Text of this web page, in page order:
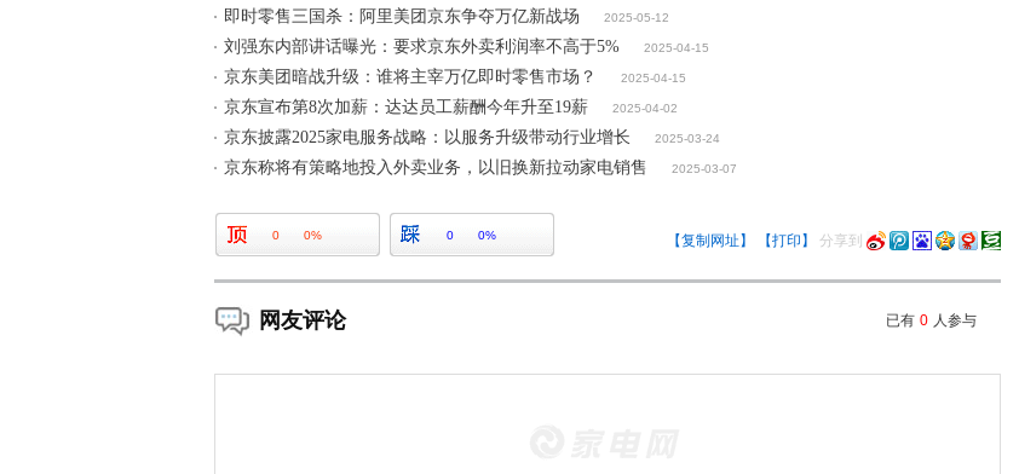
即时零售三国杀：阿里美团京东争夺万亿新战场 2025-05-12
刘强东内部讲话曝光：要求京东外卖利润率不高于5% 2025-04-15
京东美团暗战升级：谁将主宰万亿即时零售市场？ 2025-04-15
京东宣布第8次加薪：达达员工薪酬今年升至19薪 2025-04-02
京东披露2025家电服务战略：以服务升级带动行业增长 2025-03-24
京东称将有策略地投入外卖业务，以旧换新拉动家电销售 2025-03-07
0 0% 0 0% 【复制网址】 【打印】 分享到
已有 0 人参与
网友评论